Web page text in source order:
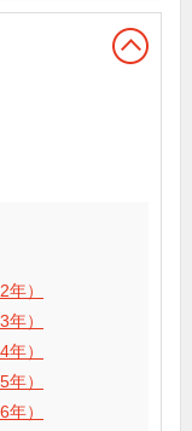
）
）
）
）
）